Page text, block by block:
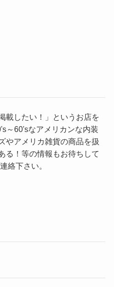
載したい！」というお店を
～60'sなアメリカンな内装
やアメリカ雑貨の商品を扱
る！等の情報もお待ちして
絡下さい。